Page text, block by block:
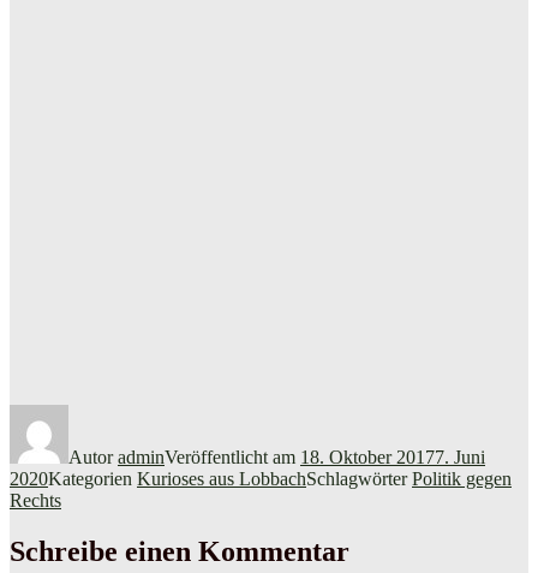
AutoradminVeröffentlicht am 18. Oktober 20177. Juni
2020Kategorien Kurioses aus LobbachSchlagwörterPolitik gegen
Rechts
Schreibe einen Kommentar